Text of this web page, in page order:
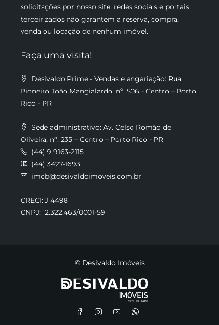
solicitações por nosso site, redes sociais e portais
terceirizados não garantem a reserva, compra,
venda ou locação de nenhum imóvel.
Faça uma visita!
Desivaldo Prime - Vendas e angariação: Rua
Pioneiro João Mangialardo, nº. 506 - Centro – Porto
Rico - PR
Sede administrativo: Av. Celso Romão de
Oliveira, nº. 235 – Centro – Porto Rico - PR
(44) 9 9163-2115
(44) 3427-1693
imob@desivaldoimoveis.com.br
CRECI: J 4498
CNPJ: 12.322.463/0001-59
© Desivaldo Imóveis